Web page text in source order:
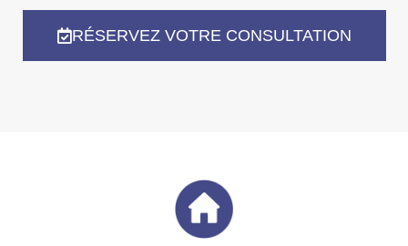
RÉSERVEZ VOTRE CONSULTATION